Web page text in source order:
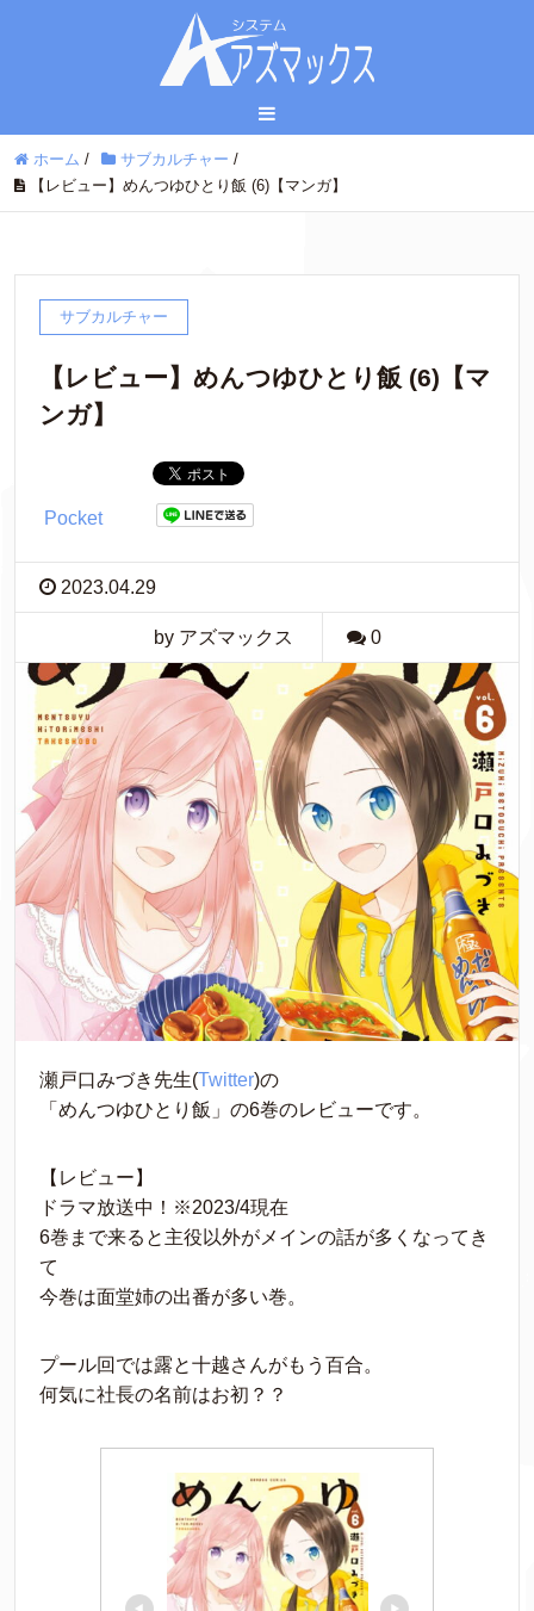
ホーム / サブカルチャー /
【レビュー】めんつゆひとり飯 (6)【マンガ】
サブカルチャー
【レビュー】めんつゆひとり飯 (6)【マ
ンガ】
Pocket
2023.04.29
by アズマックス 0
瀬戸口みづき先生(Twitter)の
「めんつゆひとり飯」の6巻のレビューです。
【レビュー】
ドラマ放送中！※2023/4現在
6巻まで来ると主役以外がメインの話が多くなってき
て
今巻は面堂姉の出番が多い巻。
プール回では露と十越さんがもう百合。
何気に社長の名前はお初？？